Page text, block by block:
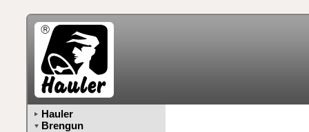
Hauler
Brengun